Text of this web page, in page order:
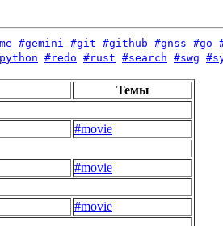
#gemini #git #github #gnss #go
#redo #rust #search #swg
Темы
#movie
#movie
#movie